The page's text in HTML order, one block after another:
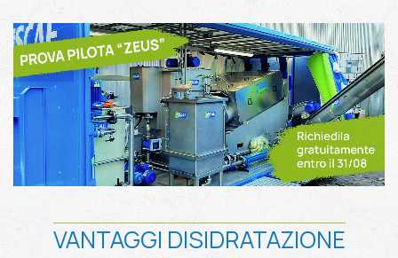
VANTAGGI DISIDRATAZIONE